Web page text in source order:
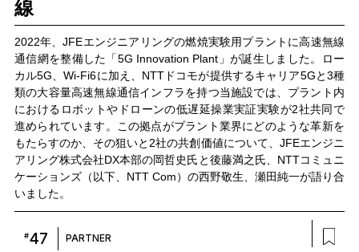
線
2022年、JFEエンジニアリングの燃焼実験用プラントに高速無線
通信網を整備した「5G Innovation Plant」が誕生しました。ロー
カル5G、Wi-Fi6に加え、NTTドコモが提供するキャリア5Gと3種
類の大容量高速無線通信インフラを持つ当施設では、プラント内
におけるロボットやドローンの低遅延操業実証実験が2社共同で
進められています。この拠点がプラント業界にどのような革新を
もたらすのか、その狙いと2社の共創価値について、JFEエンジニ
アリング株式会社DX本部の岡哲史氏と後藤満之氏、NTTコミュニ
ケーションズ（以下、NTT Com）の西野敬生、瀬田純一が語り合
いました。
#47 PARTNER